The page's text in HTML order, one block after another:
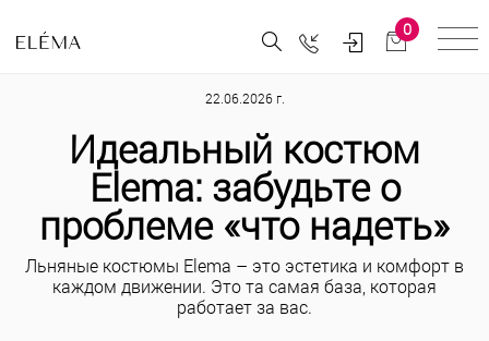
0
22.06.2026 г.
Идеальный костюм
Elema: забудьте о
проблеме «что надеть»
Льняные костюмы Elema – это эстетика и комфорт в
каждом движении. Это та самая база, которая
работает за вас.